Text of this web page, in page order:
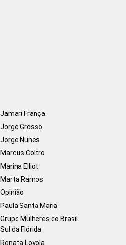
Jamari França
Jorge Grosso
Jorge Nunes
Marcus Coltro
Marina Elliot
Marta Ramos
Opinião
Paula Santa Maria
Grupo Mulheres do Brasil
Sul da Flórida
Renata Loyola